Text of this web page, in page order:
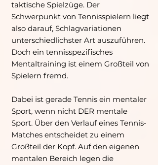
taktische Spielzüge. Der
Schwerpunkt von Tennisspielern liegt
also darauf, Schlagvariationen
unterschiedlichster Art auszuführen.
Doch ein tennisspezifisches
Mentaltraining ist einem Großteil von
Spielern fremd.
Dabei ist gerade Tennis ein mentaler
Sport, wenn nicht DER mentale
Sport. Über den Verlauf eines Tennis-
Matches entscheidet zu einem
Großteil der Kopf. Auf den eigenen
mentalen Bereich legen die